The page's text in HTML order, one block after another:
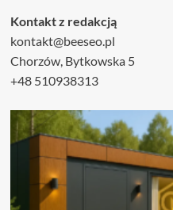
Kontakt z redakcją
kontakt@beeseo.pl
Chorzów, Bytkowska 5
+48 510938313